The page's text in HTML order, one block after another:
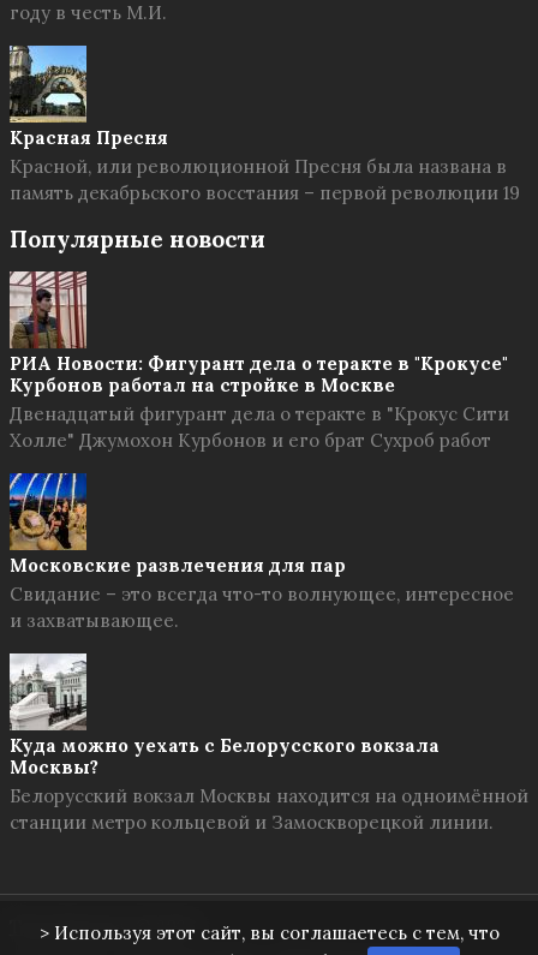
году в честь М.И.
Красная Пресня
Красной, или революционной Пресня была названа в
память декабрьского восстания – первой революции 19
Популярные новости
РИА Новости: Фигурант дела о теракте в "Крокусе"
Курбонов работал на стройке в Москве
Двенадцатый фигурант дела о теракте в "Крокус Сити
Холле" Джумохон Курбонов и его брат Сухроб работ
Московские развлечения для пар
Свидание – это всегда что-то волнующее, интересное
и захватывающее.
Куда можно уехать с Белорусского вокзала
Москвы?
Белорусский вокзал Москвы находится на одноимённой
станции метро кольцевой и Замоскворецкой линии.
Твоя Москва © 2026
> Используя этот сайт, вы соглашаетесь с тем, что